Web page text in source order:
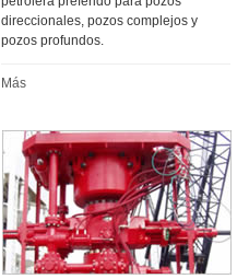
direccionales, pozos complejos y
pozos profundos.
Más